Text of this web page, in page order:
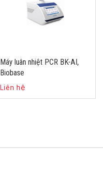
Máy luân nhiệt PCR BK-AI,
Biobase
Liên hệ